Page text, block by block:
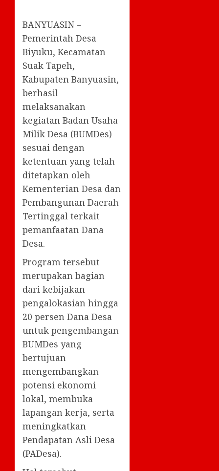
BANYUASIN –
Pemerintah Desa
Biyuku, Kecamatan
Suak Tapeh,
Kabupaten Banyuasin,
berhasil
melaksanakan
kegiatan Badan Usaha
Milik Desa (BUMDes)
sesuai dengan
ketentuan yang telah
ditetapkan oleh
Kementerian Desa dan
Pembangunan Daerah
Tertinggal terkait
pemanfaatan Dana
Desa.
Program tersebut
merupakan bagian
dari kebijakan
pengalokasian hingga
20 persen Dana Desa
untuk pengembangan
BUMDes yang
bertujuan
mengembangkan
potensi ekonomi
lokal, membuka
lapangan kerja, serta
meningkatkan
Pendapatan Asli Desa
(PADesa).